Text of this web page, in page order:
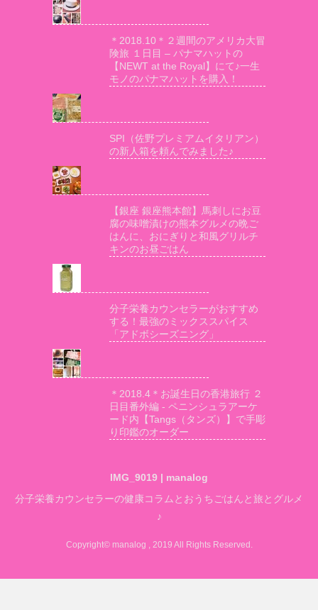
＊2018.10＊２週間のアメリカ大冒
険旅 １日目 – パナマハットの
【NEWT at the Royal】にて♪一生
モノのパナマハットを購入！
SPI（佐野プレミアムイタリアン）
の新人箱を頼んでみました♪
【銀座 銀座熊本館】馬刺しにお豆
腐の味噌漬けの熊本グルメの晩ご
はんに、おにぎりと和風グリルチ
キンのお昼ごはん
分子栄養カウンセラーがおすすめ
する！最強のミックススパイス
「アドボシーズニング」
＊2018.4＊お誕生日の香港旅行 ２
日目番外編 - ペニンシュラアーケ
ード内【Tangs（タンズ）】で手彫
り印鑑のオーダー
IMG_9019 | manalog
分子栄養カウンセラーの健康コラムとおうちごはんと旅とグルメ
♪
Copyright© manalog , 2019 All Rights Reserved.